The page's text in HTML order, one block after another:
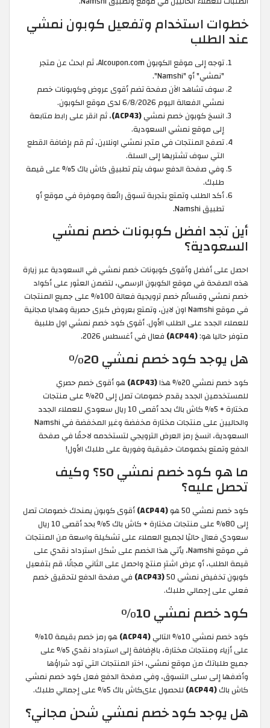
خطوات استخدام وتفعيل كوبون نمشي
عند الطلب
توجه إلى موقع الكوبون Alcoupon.com، ثم ابحث عن متجر
"نمشي" أو "Namshi".
سوف تشاهد الآن صفحة تضم أقوى عروض وكوبونات خصم
نمشي الفعالة اليوم 6/8/2026 لدى موقع الكوبون.
انسخ كوبون خصم نمشي(ACP43)
، ثم انقر على رابط متابعة
إلى موقع نمشي السعودية.
تصفح المنتجات في متجر نمشي اونلاين، ثم قم بإضافة القطع
التي سوف تشتريها إلى السلة.
وفي صفحة الدفع سوف يتم تطبيق كاش باك 5% على قيمة
طلبك.
أكد الطلب وتمتع بتجربة تسوق رائعة وموفرة في موقع أو
تطبيق Namshi.
أين تجد افضل كوبونات خصم نمشي
السعودية؟
احصل على أفضل وأقوى كوبونات خصم نمشي في السعودية عبر زيارة
هذه الصفحة في موقع الكوبون الرسمي، لتضمن العثور على أكواد
خصم نمشي وقسائم خصم ترويجية فعالة 100% على جميع المنتجات
في موقع Namshi اون لاين، وتمتع بعروض كبرى حصرية وهدايا مجانية
للعملاء الجدد على الطلب الأول. أقوى كود خصم نمشي اول طلبية
متوفر حاليا هو:(ACP44) فعال في أغسطس 2026.
هل يوجد كود خصم نمشي 20%
كود خصم نمشي 20% هذا (ACP43)
هو أقوى خصم حصري
للمستخدمين الجدد يقدم خصومات تصل إلى 20% على منتجات
مختارة + 5% كاش باك بحد أقصى 10 ريال سعودي للعملاء الجدد
والحاليين على منتجات مختارة مخفضة وغير المخفضة في Namshi
السعودية، انسخ رمز العرض الترويجي لتستخدمه لاحقًا في صفحة
الدفع وتمتع بخصومات حقيقية وفورية على طلبك الأول!
ما هو كود خصم نمشي 50؟ وكيف
تحصل عليه؟
كود خصم نمشي 50 هو (ACP44)
أقوى كوبون يمنحك خصومات تصل
إلى 80% على منتجات مختارة + كاش باك 5% بحد أقصى 10 ريال
سعودي فعال حاليًا لجميع العملاء على تشكيلة واسعة من المنتجات
في موقع Namshi، يأتي هذا الخصم على شكل استرداد نقدي على
قيمة الطلب، أو عرض اشترِ منتج واحصل على الثاني مجانًا، قم بتفعيل
كوبون تخفيض نمشي 50
(ACP43)
في صفحة الدفع لتحقيق خصم
فعلي على إجمالي طلبك.
كود خصم نمشي 10%
كود خصم نمشي 10% التالي (ACP44)
هو رمز خصم بقيمة 10%
على أزياء ومنتجات مختارة، بالإضافة إلى استرداد نقدي 5% على
جميع طلباتك من موقع نمشي، اختر المنتجات التي تود شراؤها
وأضفها إلى سلى التسوق، وفي صفحة الدفع فعل كود خصم نمشي
كاش باك(ACP44) للحصول علىكاش باك 5% على إجمالي طلبك.
هل يوجد كود خصم نمشي شحن مجاني؟